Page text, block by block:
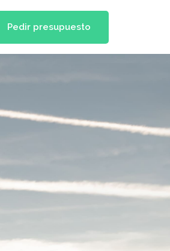
Pedir presupuesto